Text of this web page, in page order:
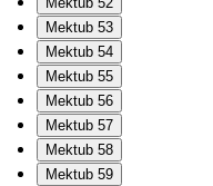
Mektub 53
Mektub 54
Mektub 55
Mektub 56
Mektub 57
Mektub 58
Mektub 59